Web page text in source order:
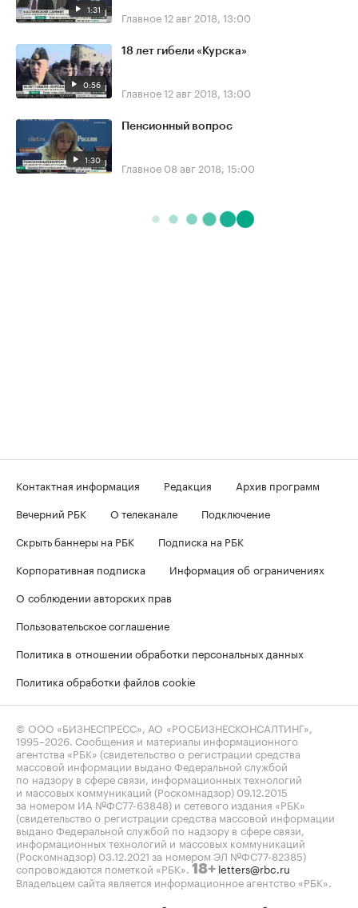
1:31 Главное12 авг 2018, 13:00
0:56
18 лет гибели «Курска»
Главное12 авг 2018, 13:00
1:30
Пенсионный вопрос
Главное 08 авг 2018, 15:00
Контактная информация Редакция
Архив программ
Вечерний РБК
О телеканале
Подключение
Скрыть баннеры на РБК
Подписка на РБК
Корпоративная подписка
Информация об ограничениях
О соблюдении авторских прав
Пользовательское соглашение
Политика в отношении обработки персональных данных
Политика обработки файлов cookie
© ООО «БИЗНЕСПРЕСС», АО «РОСБИЗНЕСКОНСАЛТИНГ»,
1995–2026 . Сообщения и материалы информационного
агентства «РБК» (свидетельство о регистрации средства
массовой информации выдано Федеральной службой
по надзору в сфере связи, информационных технологий
и массовых коммуникаций (Роскомнадзор) 09.12.2015
за номером ИА №ФС77-63848) и сетевого издания «РБК»
(свидетельство о регистрации средства массовой информации
выдано Федеральной службой по надзору в сфере связи,
информационных технологий и массовых коммуникаций
(Роскомнадзор) 03.12.2021 за номером ЭЛ №ФС77-82385)
сопровождаются пометкой «РБК». 18+ letters@rbc.ru
Владельцем сайта является информационное агентство «РБК».